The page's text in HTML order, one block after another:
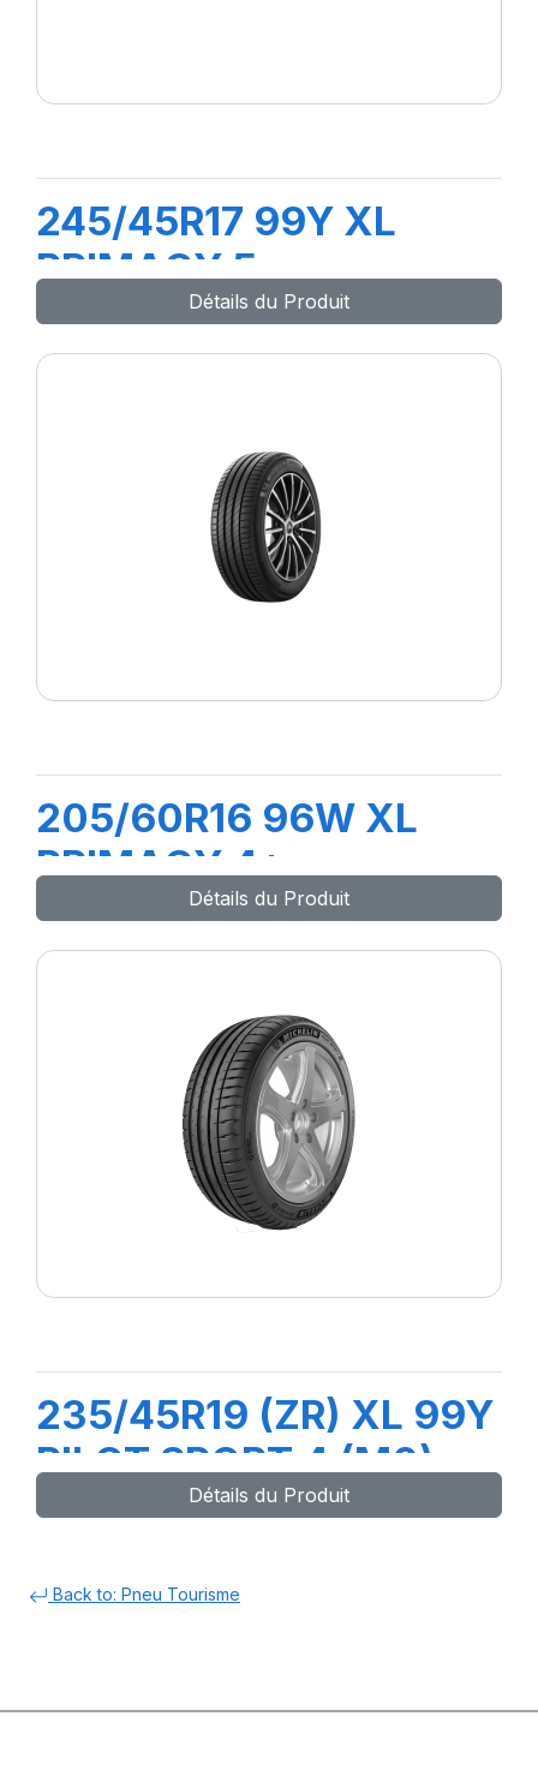
245/45R17 99Y XL
PRIMACY 5
Détails du Produit
205/60R16 96W XL
PRIMACY 4+
Détails du Produit
235/45R19 (ZR) XL 99Y
PILOT SPORT 4 (M0)
Détails du Produit
Back to: Pneu Tourisme